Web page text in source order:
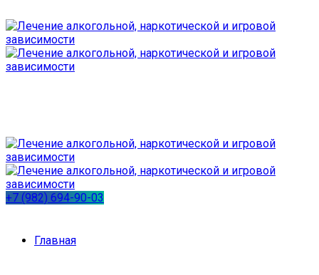
+7 (982) 694-90-03
Главная